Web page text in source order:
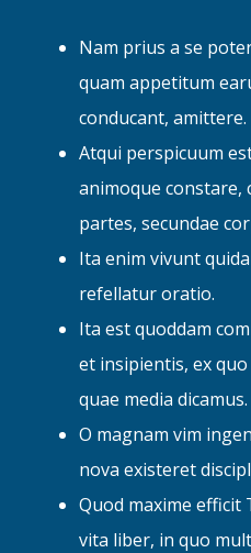
Nam prius a se
quam appetitum
conducant, amittere.
Atqui perspicuum
animoque constare,
partes, secundae
Ita enim vivunt
refellatur oratio.
Ita est quoddam
et insipientis, ex
quae media dicamus.
O magnam vim
nova existeret
Quod maxime efficit
vita liber, in quo